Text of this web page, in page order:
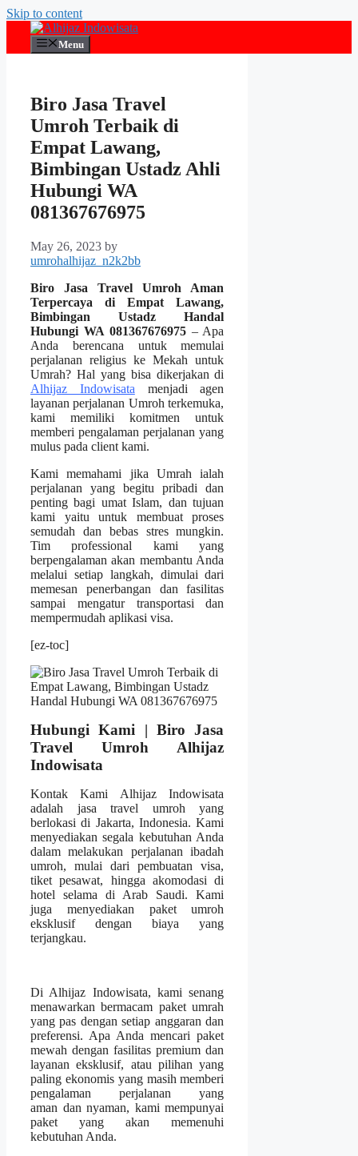
Skip to content
Menu
Biro Jasa Travel
Umroh Terbaik di
Empat Lawang,
Bimbingan Ustadz Ahli
Hubungi WA
081367676975
May 26, 2023 by
umrohalhijaz_n2k2bb
Biro Jasa Travel Umroh Aman
Terpercaya di Empat Lawang,
Bimbingan Ustadz Handal
Hubungi WA 081367676975– Apa
Anda berencana untuk memulai
perjalanan religius ke Mekah untuk
Umrah? Hal yang bisa dikerjakan di
Alhijaz Indowisata menjadi agen
layanan perjalanan Umroh terkemuka,
kami memiliki komitmen untuk
memberi pengalaman perjalanan yang
mulus pada client kami.
Kami memahami jika Umrah ialah
perjalanan yang begitu pribadi dan
penting bagi umat Islam, dan tujuan
kami yaitu untuk membuat proses
semudah dan bebas stres mungkin.
Tim professional kami yang
berpengalaman akan membantu Anda
melalui setiap langkah, dimulai dari
memesan penerbangan dan fasilitas
sampai mengatur transportasi dan
mempermudah aplikasi visa.
[ez-toc]
Hubungi Kami | Biro Jasa
Travel Umroh Alhijaz
Indowisata
Kontak Kami Alhijaz Indowisata
adalah jasa travel umroh yang
berlokasi di Jakarta, Indonesia. Kami
menyediakan segala kebutuhan Anda
dalam melakukan perjalanan ibadah
umroh, mulai dari pembuatan visa,
tiket pesawat, hingga akomodasi di
hotel selama di Arab Saudi. Kami
juga menyediakan paket umroh
eksklusif dengan biaya yang
terjangkau.
Di Alhijaz Indowisata, kami senang
menawarkan bermacam paket umrah
yang pas dengan setiap anggaran dan
preferensi. Apa Anda mencari paket
mewah dengan fasilitas premium dan
layanan eksklusif, atau pilihan yang
paling ekonomis yang masih memberi
pengalaman perjalanan yang
aman dan nyaman, kami mempunyai
paket yang akan memenuhi
kebutuhan Anda.